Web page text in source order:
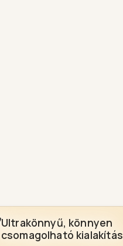
Ultrakönnyű, könnyen
csomagolható kialakítás